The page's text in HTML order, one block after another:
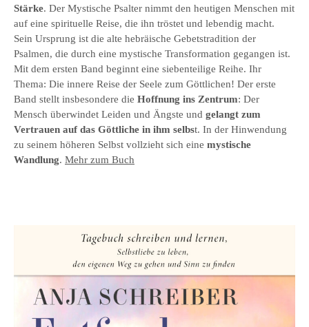
Stärke. Der Mystische Psalter nimmt den heutigen Menschen mit
auf eine spirituelle Reise, die ihn tröstet und lebendig macht.
Sein Ursprung ist die alte hebräische Gebetstradition der
Psalmen, die durch eine mystische Transformation gegangen ist.
Mit dem ersten Band beginnt eine siebenteilige Reihe. Ihr
Thema: Die innere Reise der Seele zum Göttlichen! Der erste
Band stellt insbesondere die Hoffnung ins Zentrum: Der
Mensch überwindet Leiden und Ängste und gelangt zum
Vertrauen auf das Göttliche in ihm selbst. In der Hinwendung
zu seinem höheren Selbst vollzieht sich eine mystische
Wandlung. Mehr zum Buch